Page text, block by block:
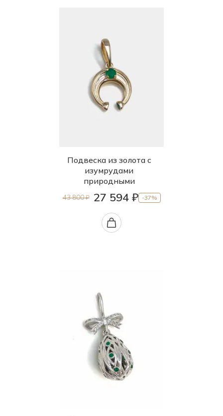
Подвеска из золота с
изумрудами
природными
43 800 ₽ 27 594 ₽ -37%